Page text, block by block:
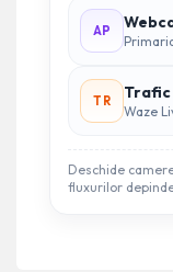
AP
TR
Waze
Deschide
fluxurilor